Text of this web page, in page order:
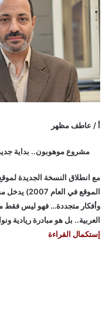
أ / عاطف مظهر
مشروع موهوبون.. بداية
مع انطلاق النسخة الجديدة
الموقع في
وأفكار متجددة… فهو ليس فقط
العربية.. بل هو مبادرة ريادية
إستكمال القراءة